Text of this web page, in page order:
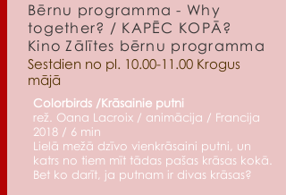
Bērnu programma - Why
together? / KAPĒC KOPĀ?
Kino Zālītes bērnu programma
Sestdien no pl. 10.00-11.00 Krogus
mājā
Colorbirds /Krāsainie putni
rež. Oana Lacroix / animācija / Francija
2018 / 6 min
Lielā mežā dzīvo vienkrāsaini putni, un
katrs no tiem mīt tādas pašas krāsas kokā.
Bet ko darīt, ja putnam ir divas krāsas?